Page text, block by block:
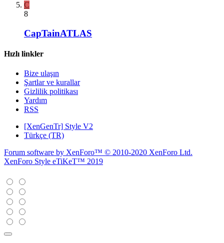
C
8
CapTainATLAS
Hızlı linkler
Bize ulaşın
Şartlar ve kurallar
Gizlilik politikası
Yardım
RSS
[XenGenTr] Style V2
Türkçe (TR)
Forum software by XenForo™ © 2010-2020 XenForo Ltd.
XenForo Style eTiKeT™ 2019